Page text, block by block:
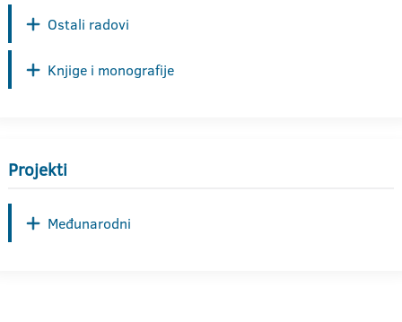
Ostali radovi
Knjige i monografije
Projekti
Međunarodni